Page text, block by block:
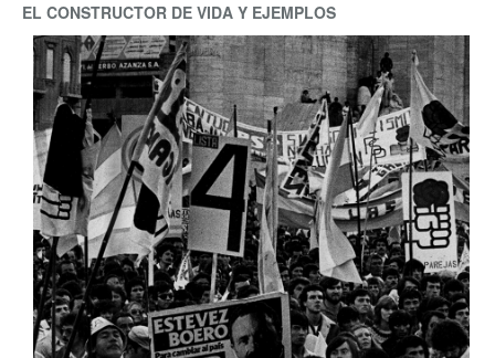
EL CONSTRUCTOR DE VIDA Y EJEMPLOS